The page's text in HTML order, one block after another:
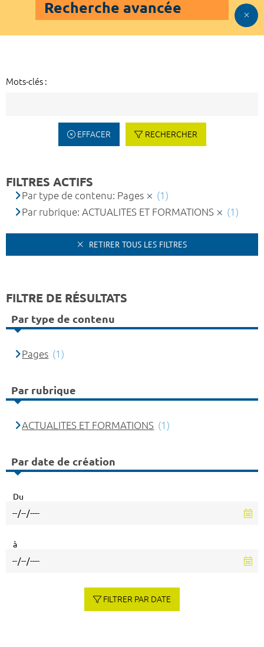
Recherche avancée
Mots-clés :
EFFACER RECHERCHER
FILTRES ACTIFS
Par type de contenu: Pages
(1)
Par rubrique: ACTUALITES ET FORMATIONS
(1)
RETIRER TOUS LES FILTRES
FILTRE DE RÉSULTATS
Par type de contenu
Pages (1)
Par rubrique
ACTUALITES ET FORMATIONS (1)
Par date de création
Du
à
FILTRER PAR DATE